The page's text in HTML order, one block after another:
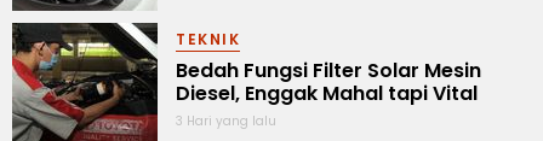
TEKNIK
Bedah Fungsi Filter Solar Mesin
Diesel, Enggak Mahal tapi Vital
3 Hari yang lalu